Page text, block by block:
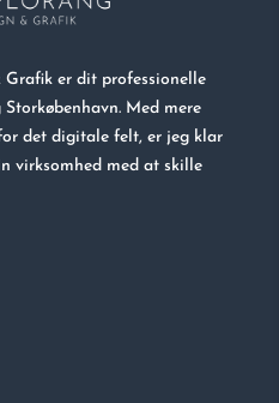
Grafik er dit professionelle
Med mere
det digitale felt, er jeg klar
virksomhed med at skille